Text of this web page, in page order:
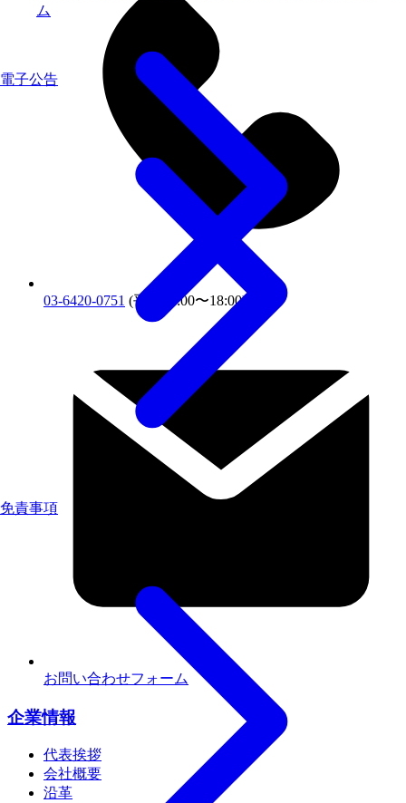
ム
電子公告
免責事項
03-6420-0751 (平日10:00〜18:00)
お問い合わせフォーム
企業情報
代表挨拶
会社概要
沿革